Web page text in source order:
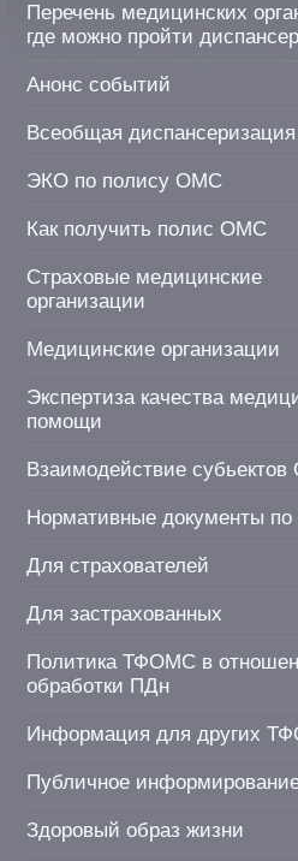
Перечень медицинских
где можно пройти
Анонс событий
Всеобщая диспансеризация
ЭКО по полису ОМС
Как получить полис ОМС
Страховые медицинские
организации
Медицинские организации
Экспертиза качества
помощи
Взаимодействие
Нормативные документы
Для страхователей
Для застрахованных
Политика ТФОМС в
обработки ПДн
Информация для других
Публичное
Здоровый образ жизни